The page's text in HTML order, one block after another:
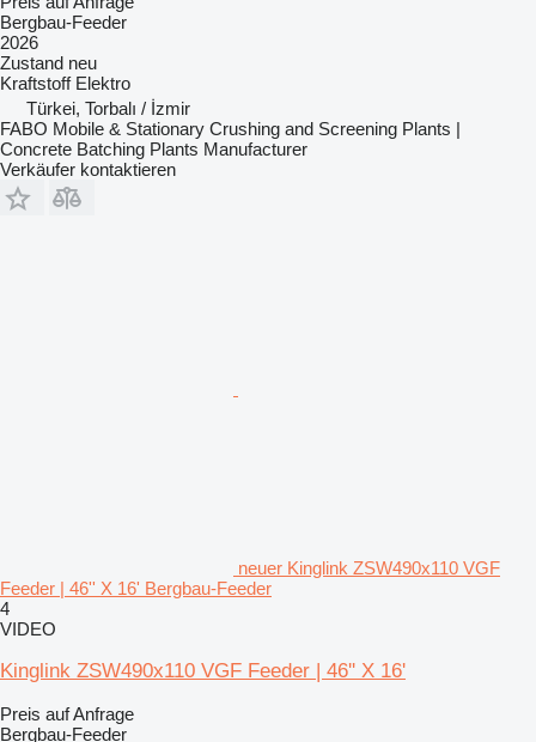
Bergbau-Feeder
2026
Zustand neu
Kraftstoff Elektro
Türkei, Torbalı / İzmir
FABO Mobile & Stationary Crushing and Screening Plants |
Concrete Batching Plants Manufacturer
Verkäufer kontaktieren
neuer Kinglink ZSW490x110 VGF
Feeder | 46'' X 16' Bergbau-Feeder
4
VIDEO
Kinglink ZSW490x110 VGF Feeder | 46'' X 16'
Preis auf Anfrage
Bergbau-Feeder